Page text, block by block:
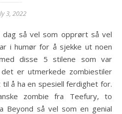
3, 2022
i humør for å sjekke ut noen
disse 5 stilene som var
er utmerkede zombiestiler
å ha en spesiell ferdighet for.
zombie fra Teefury, to
Beyond så vel som en genial